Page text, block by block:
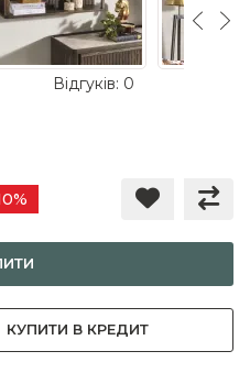
Відгуків: 0
КУПИТИ В КРЕДИТ